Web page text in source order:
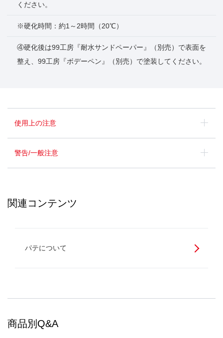
ください。
※硬化時間：約1～2時間（20℃）
④硬化後は99工房『耐水サンドペーパー』（別売）で表面を
整え、99工房『ボデーペン』（別売）で塗装してください。
使用上の注意
警告/一般注意
関連コンテンツ
パテについて
商品別Q&A